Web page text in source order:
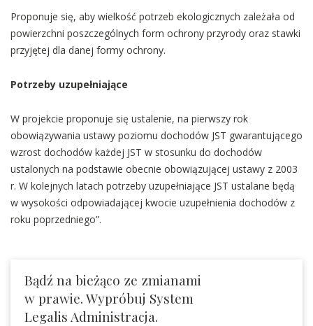
Proponuje się, aby wielkość potrzeb ekologicznych zależała od
powierzchni poszczególnych form ochrony przyrody oraz stawki
przyjętej dla danej formy ochrony.
Potrzeby uzupełniające
W projekcie proponuje się ustalenie, na pierwszy rok
obowiązywania ustawy poziomu dochodów JST gwarantującego
wzrost dochodów każdej JST w stosunku do dochodów
ustalonych na podstawie obecnie obowiązującej ustawy z 2003
r. W kolejnych latach potrzeby uzupełniające JST ustalane będą
w wysokości odpowiadającej kwocie uzupełnienia dochodów z
roku poprzedniego”.
Bądź na bieżąco ze zmianami
w prawie. Wypróbuj System
Legalis Administracja.